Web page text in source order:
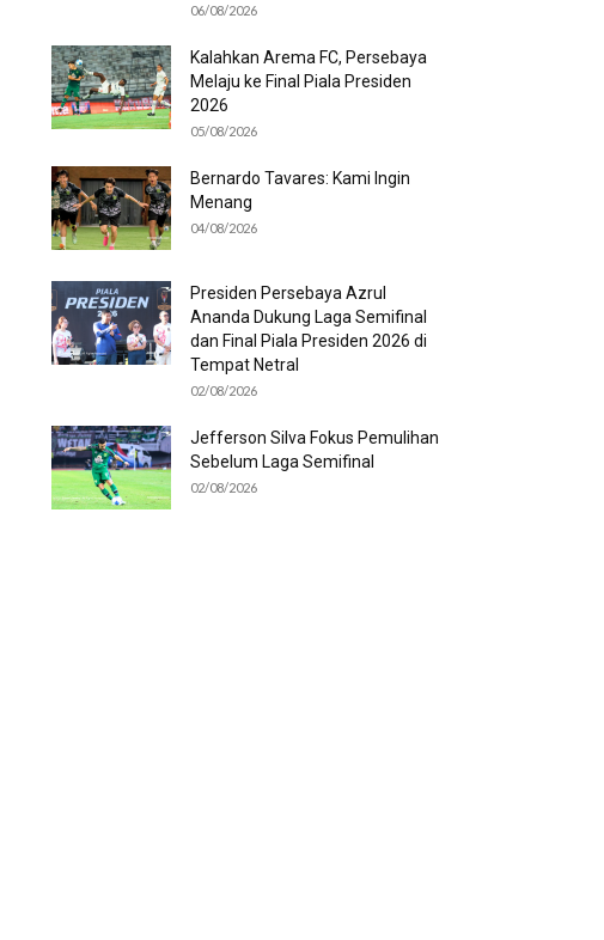
06/08/2026
Kalahkan Arema FC, Persebaya
Melaju ke Final Piala Presiden
2026
05/08/2026
Bernardo Tavares: Kami Ingin
Menang
04/08/2026
Presiden Persebaya Azrul
Ananda Dukung Laga Semifinal
dan Final Piala Presiden 2026 di
Tempat Netral
02/08/2026
Jefferson Silva Fokus Pemulihan
Sebelum Laga Semifinal
02/08/2026